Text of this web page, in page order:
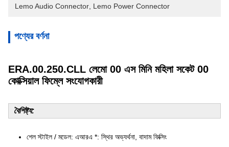
Lemo Audio Connector Lemo Power Connector
পণ্যের বর্ণনা
ERA.00.250.CLL লেমো 00 এস মিনি মহিলা সকেট 00
কোক্সিয়াল ফিম্লে সংযোগকারী
বৈশিষ্ট্য:
শেল স্টাইল / মডেল: এআরএ *: স্থির অভ্যর্থনা, বাদাম ফিক্সিং